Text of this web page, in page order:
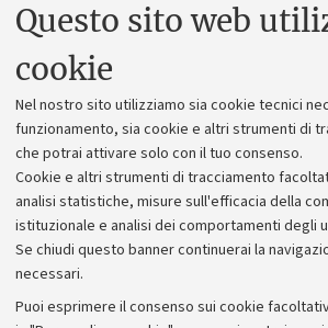
Questo sito web
cookie
Nel nostro sito utilizziamo sia cookie tecnici
funzionamento, sia cookie e altri strumenti di
che potrai attivare solo con il tuo consenso.
Cookie e altri strumenti di tracciamento
analisi statistiche, misure sull'efficacia della
istituzionale e analisi dei comportamenti degli
Se chiudi questo banner continuerai la
necessari.
Puoi esprimere il consenso sui cookie
Contatti e PEC
Alumni community
Piano strategico
Bilanci
Donazioni e 5x1000
Merchandising -
Bandi, gare e concorsi